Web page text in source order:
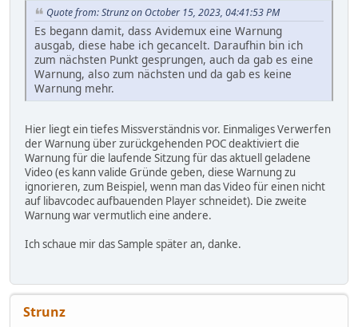
Quote from: Strunz on October 15, 2023, 04:41:53 PM
Es begann damit, dass Avidemux eine Warnung
ausgab, diese habe ich gecancelt. Daraufhin bin ich
zum nächsten Punkt gesprungen, auch da gab es eine
Warnung, also zum nächsten und da gab es keine
Warnung mehr.
Hier liegt ein tiefes Missverständnis vor. Einmaliges Verwerfen
der Warnung über zurückgehenden POC deaktiviert die
Warnung für die laufende Sitzung für das aktuell geladene
Video (es kann valide Gründe geben, diese Warnung zu
ignorieren, zum Beispiel, wenn man das Video für einen nicht
auf libavcodec aufbauenden Player schneidet). Die zweite
Warnung war vermutlich eine andere.
Ich schaue mir das Sample später an, danke.
Strunz